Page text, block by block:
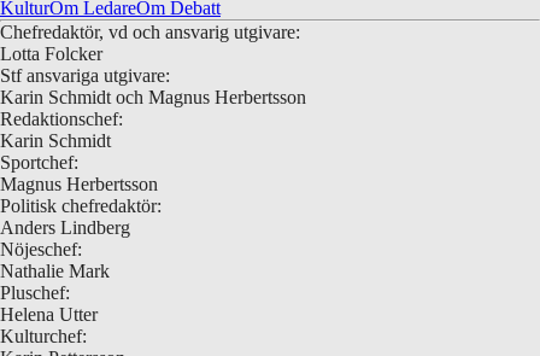
KulturOm LedareOm Debatt
Chefredaktör, vd och ansvarig utgivare:
Lotta Folcker
Stf ansvariga utgivare:
Karin Schmidt och Magnus Herbertsson
Redaktionschef:
Karin Schmidt
Sportchef:
Magnus Herbertsson
Politisk chefredaktör:
Anders Lindberg
Nöjeschef:
Nathalie Mark
Pluschef:
Helena Utter
Kulturchef: